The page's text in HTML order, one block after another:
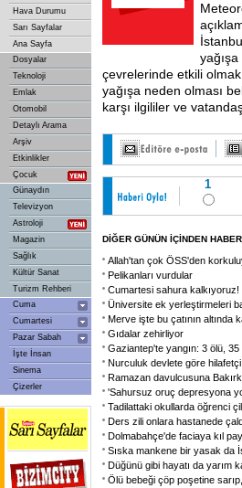
Hava Durumu
Sarı Sayfalar
Ana Sayfa
Dosyalar
Teknoloji
Emlak
Otomobil
Detaylı Arama
Arşiv
Etkinlikler
Çocuk
Günaydın
Televizyon
Astroloji
Magazin
Sağlık
Kültür Sanat
Turizm Rehberi
Cuma
Cumartesi
Pazar Sabah
İşte İnsan
Sinema
Çizerler
çevrelerinde etkili
yağışa neden olması
karşı ilgililer ve
1
DİĞER GÜNÜN İÇİNDEN
Allah'tan çok ÖSS'den
Pelikanları vurdular
Cumartesi sahura kalkıyoruz!
Üniversite ek yerleştirmeleri
Merve işte bu çatının altında
Gıdalar zehirliyor
Gaziantep'te yangın: 3 ölü, 35
Nurculuk devlete göre
Ramazan davulcusuna
'Sahursuz oruç depresyona
Tadilattaki okullarda öğrenci
Ders zili onlara hastanede
Dolmabahçe'de faciaya kıl
Sıska mankene bir yasak da
Düğünü gibi hayatı da yarım
Ölü bebeği çöp poşetine